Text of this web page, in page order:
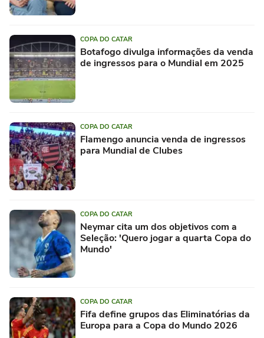
COPA DO CATAR
Botafogo divulga informações da venda
de ingressos para o Mundial em 2025
COPA DO CATAR
Flamengo anuncia venda de ingressos
para Mundial de Clubes
COPA DO CATAR
Neymar cita um dos objetivos com a
Seleção: 'Quero jogar a quarta Copa do
Mundo'
COPA DO CATAR
Fifa define grupos das Eliminatórias da
Europa para a Copa do Mundo 2026